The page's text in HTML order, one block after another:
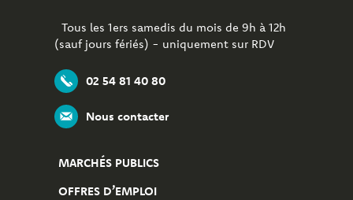
Tous les 1ers samedis du mois de 9h à 12h
(sauf jours fériés) - uniquement sur RDV
02 54 81 40 80
Nous contacter
MARCHÉS PUBLICS
OFFRES D’EMPLOI